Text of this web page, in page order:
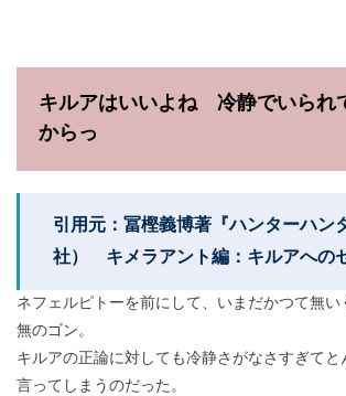
キルアはいいよね 冷静でいら
からっ
引用元：冨樫義博著『ハンターハン
社） キメラアント編：キルアへの
ネフェルピトーを前にして、いまだかつて無い
無のゴン。
キルアの正論に対しても冷静さがなさすぎてと
言ってしまうのだった。